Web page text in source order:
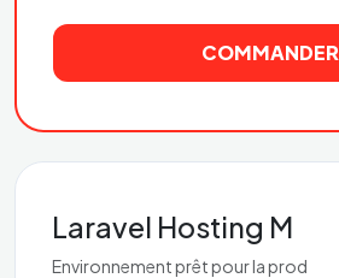
COMMANDER
Laravel Hosting M
Environnement prêt pour la prod